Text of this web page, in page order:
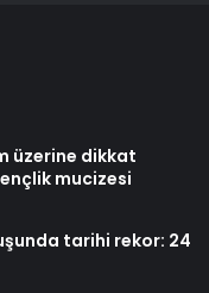
üzerine dikkat
mucizesi
tarihi rekor: 24